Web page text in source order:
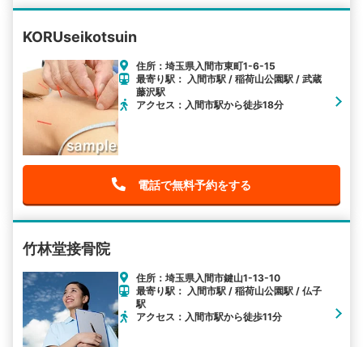
KORUseikotsuin
住所：埼玉県入間市東町1-6-15
最寄り駅： 入間市駅 / 稲荷山公園駅 / 武蔵
藤沢駅
アクセス：入間市駅から徒歩18分
電話で無料予約をする
竹林堂接骨院
住所：埼玉県入間市鍵山1-13-10
最寄り駅： 入間市駅 / 稲荷山公園駅 / 仏子
駅
アクセス：入間市駅から徒歩11分